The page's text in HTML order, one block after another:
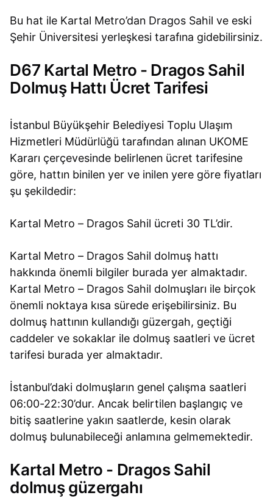
Bu hat ile Kartal Metro’dan Dragos Sahil ve eski
Şehir Üniversitesi yerleşkesi tarafına gidebilirsiniz.
D67 Kartal Metro - Dragos Sahil
Dolmuş Hattı Ücret Tarifesi
İstanbul Büyükşehir Belediyesi Toplu Ulaşım
Hizmetleri Müdürlüğü tarafından alınan UKOME
Kararı çerçevesinde belirlenen ücret tarifesine
göre, hattın binilen yer ve inilen yere göre fiyatları
şu şekildedir:
Kartal Metro – Dragos Sahil ücreti 30 TL’dir.
Kartal Metro – Dragos Sahil dolmuş hattı
hakkında önemli bilgiler burada yer almaktadır.
Kartal Metro – Dragos Sahil dolmuşları ile birçok
önemli noktaya kısa sürede erişebilirsiniz. Bu
dolmuş hattının kullandığı güzergah, geçtiği
caddeler ve sokaklar ile dolmuş saatleri ve ücret
tarifesi burada yer almaktadır.
İstanbul’daki dolmuşların genel çalışma saatleri
06:00-22:30’dur. Ancak belirtilen başlangıç ve
bitiş saatlerine yakın saatlerde, kesin olarak
dolmuş bulunabileceği anlamına gelmemektedir.
Kartal Metro - Dragos Sahil
dolmuş güzergahı